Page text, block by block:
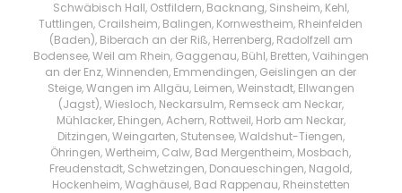
Schwäbisch Hall, Ostfildern, Backnang, Sinsheim, Kehl,
Tuttlingen, Crailsheim, Balingen, Kornwestheim, Rheinfelden
(Baden), Biberach an der Riß, Herrenberg, Radolfzell am
Bodensee, Weil am Rhein, Gaggenau, Bühl, Bretten, Vaihingen
an der Enz, Winnenden, Emmendingen, Geislingen an der
Steige, Wangen im Allgäu, Leimen, Weinstadt, Ellwangen
(Jagst), Wiesloch, Neckarsulm, Remseck am Neckar,
Mühlacker, Ehingen, Achern, Rottweil, Horb am Neckar,
Ditzingen, Weingarten, Stutensee, Waldshut-Tiengen,
Öhringen, Wertheim, Calw, Bad Mergentheim, Mosbach,
Freudenstadt, Schwetzingen, Donaueschingen, Nagold,
Hockenheim, Waghäusel, Bad Rappenau, Rheinstetten